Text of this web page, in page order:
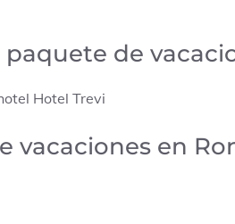
de
Hotel Trevi
vacaciones en